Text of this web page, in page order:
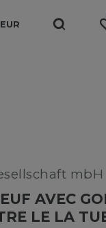
EUR
mbH
AVEC
LE LA